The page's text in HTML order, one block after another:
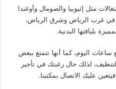
مثل إثيوبيا والصومال وأوغندا
في غرب الرياض وشرق الرياض،
بلياقتها البدنية.
اليوم، كما أنها تتمتع ببعض
التنظيف، لذلك حال رغبتك في تأجير
عليك الاتصال بمكتبنا.